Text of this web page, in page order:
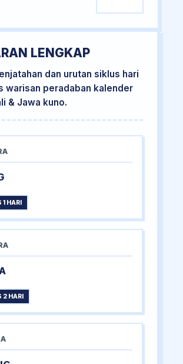
LENGKAP
dan urutan siklus hari
warisan peradaban kalender
& Jawa kuno.
HARI
2 HARI